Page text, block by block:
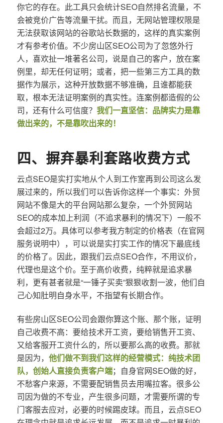
你它的存在。此工具只会统计SEO自然排名流量，不
会被竞价广告等流量干扰。而且，无网站管理权限是
无法获取该网站的谷歌站长数据的，这样的真实案例
才有参考价值。不少房山区SEO公司为了忽悠外行
人，喜欢扯一堆著名公司，说是自己的客户，放在案
例里，却无任何证明；或者，把一些第三方工具的数
据作为展示，这种开放数据不够准确，且谁都能获
取，根本无法证明案例的真实性。连案例都造假的公
司，还有什么可信度？ 我们一直坚信：品牌实力是靠
做出来的，不是靠吹出来的！
四、摒弃暴利套路收费方式
云点SEO是实打实地从个人到工作室再到公司这么发
展过来的，所以我们可以告诉你这样一个事实：外贸
网站不像是大的平台网站那么复杂，一个外贸网站
SEO的成本加上利润（不追求暴利的情况下）一般不
会超过2万。具体可以参考我方制定的价格表（在官网
服务说明中），可以说是实打实工作的情况下最底线
的价格了。因此，跟我们云点SEO合作，不用议价，
代理也是这个价。至于高价收费，纯粹就是追求暴
利，更有甚者就是“一锤子买卖”狠狠收割一波，他们自
己心知肚明自身水平，不指望有长期合作。
有些房山区SEO公司会跟你算这个账、那个账，证明
自己收费不高：要给技术开工资，要给销售开工资、
又给客服开工资什么的，所以要那么高的收费。那就
是因为， 他们做不到我们这样的经营模式：纯技术团
队，创始人直接负责客户端；自身官网SEO做的好，
不愁客户来源，不需要配销售员去用嘴拉客。很多公
司因为做的不专业，产生很多问题，才需要所谓的专
门客服去应对，必要的时候踢皮球。而且，云点SEO